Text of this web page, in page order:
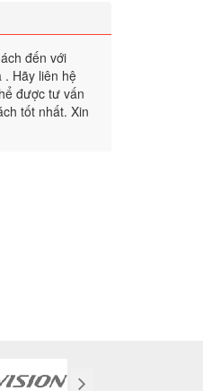
đến với
. Hãy liên hệ
được tư vấn
tốt nhất. Xin